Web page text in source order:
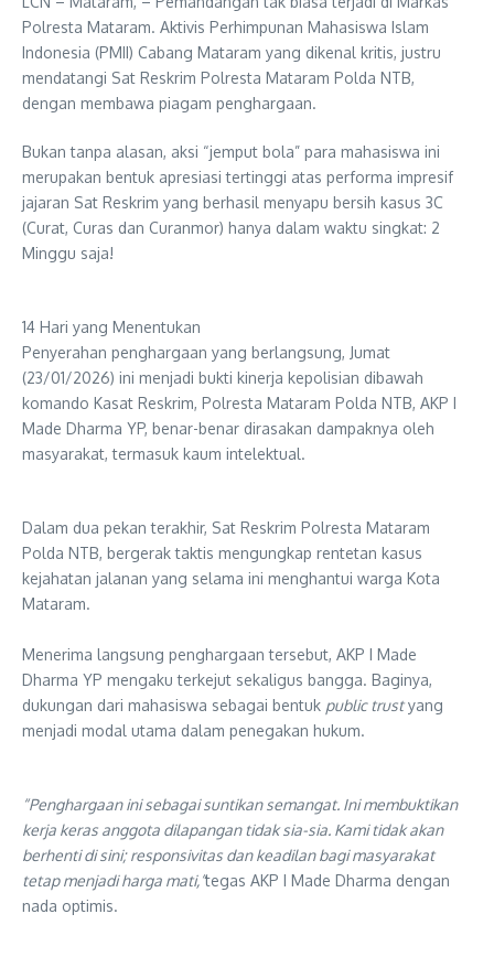
Polresta Mataram. Aktivis Perhimpunan Mahasiswa Islam
Indonesia (PMII) Cabang Mataram yang dikenal kritis, justru
mendatangi Sat Reskrim Polresta Mataram Polda NTB,
dengan membawa piagam penghargaan.
​Bukan tanpa alasan, aksi “jemput bola” para mahasiswa ini
merupakan bentuk apresiasi tertinggi atas performa impresif
jajaran Sat Reskrim yang berhasil menyapu bersih kasus 3C
(Curat, Curas dan Curanmor) hanya dalam waktu singkat: 2
Minggu saja!
14 Hari yang Menentukan
​Penyerahan penghargaan yang berlangsung, Jumat
(23/01/2026) ini menjadi bukti kinerja kepolisian dibawah
komando Kasat Reskrim, Polresta Mataram Polda NTB, AKP I
Made Dharma YP, benar-benar dirasakan dampaknya oleh
masyarakat, termasuk kaum intelektual.
Dalam dua pekan terakhir, Sat Reskrim Polresta Mataram
Polda NTB, bergerak taktis mengungkap rentetan kasus
kejahatan jalanan yang selama ini menghantui warga Kota
Mataram.
​Menerima langsung penghargaan tersebut, AKP I Made
Dharma YP mengaku terkejut sekaligus bangga. Baginya,
dukungan dari mahasiswa sebagai bentuk public trustyang
menjadi modal utama dalam penegakan hukum.
“Penghargaan ini sebagai suntikan semangat. Ini membuktikan
kerja keras anggota dilapangan tidak sia-sia. Kami tidak akan
berhenti di sini; responsivitas dan keadilan bagi masyarakat
tetap menjadi harga mati,”tegas AKP I Made Dharma dengan
nada optimis.